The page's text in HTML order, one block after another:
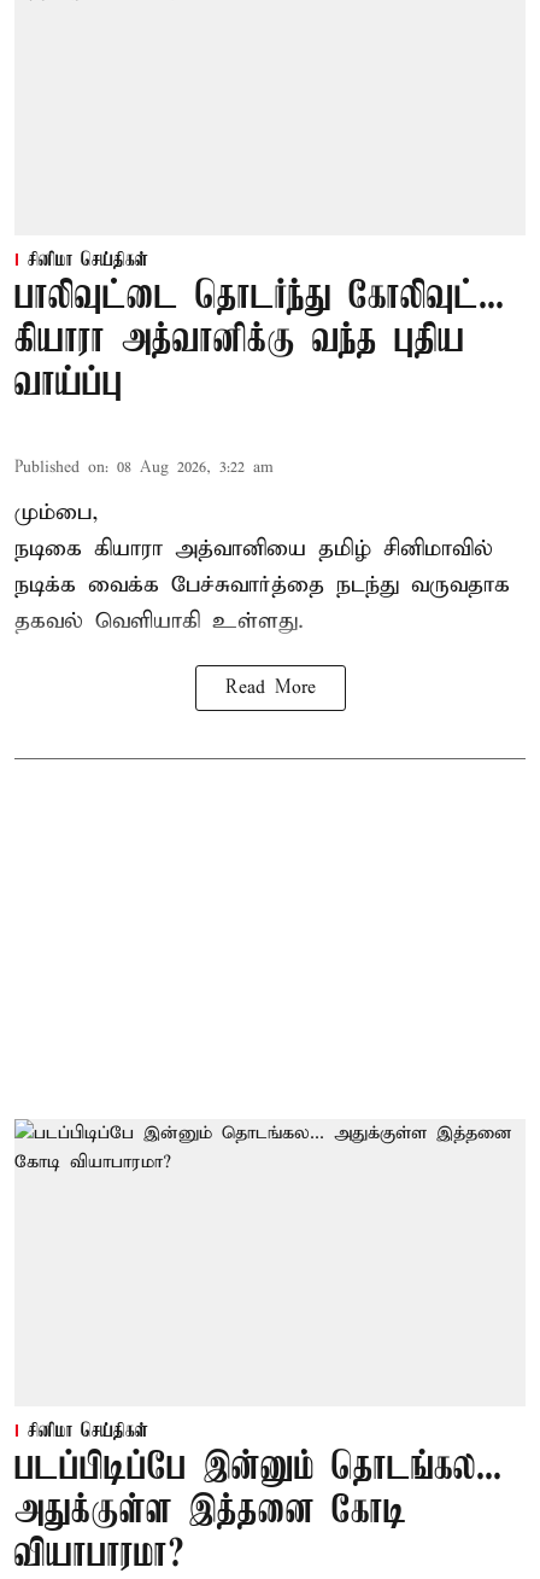
சினிமா செய்திகள்
பாலிவுட்டை தொடர்ந்து கோலிவுட்...
கியாரா அத்வானிக்கு வந்த புதிய
வாய்ப்பு
Published on: 08 Aug 2026, 3:22 am
மும்பை,
நடிகை கியாரா அத்வானியை தமிழ் சினிமாவில்
நடிக்க வைக்க பேச்சுவார்த்தை நடந்து வருவதாக
தகவல் வெளியாகி உள்ளது.
Read More
சினிமா செய்திகள்
படப்பிடிப்பே இன்னும் தொடங்கல...
அதுக்குள்ள இத்தனை கோடி
வியாபாரமா?